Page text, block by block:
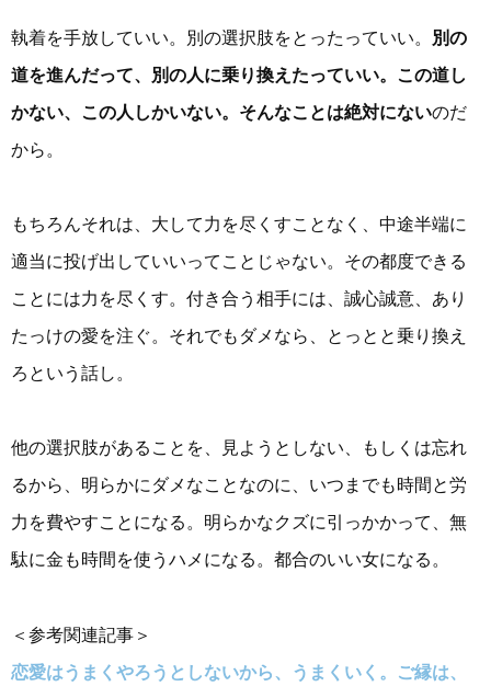
執着を手放していい。別の選択肢をとったっていい。
別の
道を進んだって、別の人に乗り換えたっていい。この道し
かない、この人しかいない。そんなことは絶対にないのだ
から。
もちろんそれは、大して力を尽くすことなく、中途半端に
適当に投げ出していいってことじゃない。その都度できる
ことには力を尽くす。付き合う相手には、誠心誠意、あり
たっけの愛を注ぐ。それでもダメなら、とっとと乗り換え
ろという話し。
他の選択肢があることを、見ようとしない、もしくは忘れ
るから、明らかにダメなことなのに、いつまでも時間と労
力を費やすことになる。明らかなクズに引っかかって、無
駄に金も時間を使うハメになる。都合のいい女になる。
＜参考関連記事＞
恋愛はうまくやろうとしないから、うまくいく。ご縁は、